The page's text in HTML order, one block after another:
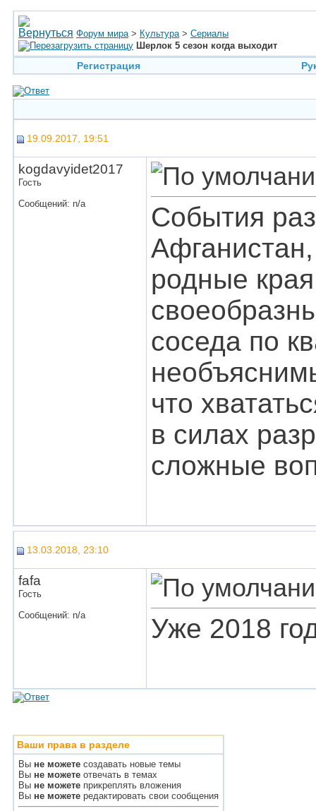
Форум мира > Культура > Сериалы
Шерлок 5 сезон когда выходит
Регистрация
19.09.2017, 19:51
kogdavyidet2017
Гость
Сообщений: n/a
События
родные
соседа по
что
в силах
сложные
13.03.2018, 23:10
fafa
Гость
Сообщений: n/a
Уже 2018
Ваши права в разделе
Вы не можете создавать новые темы
Вы не можете отвечать в темах
Вы не можете прикреплять вложения
Вы не можете редактировать свои сообщения